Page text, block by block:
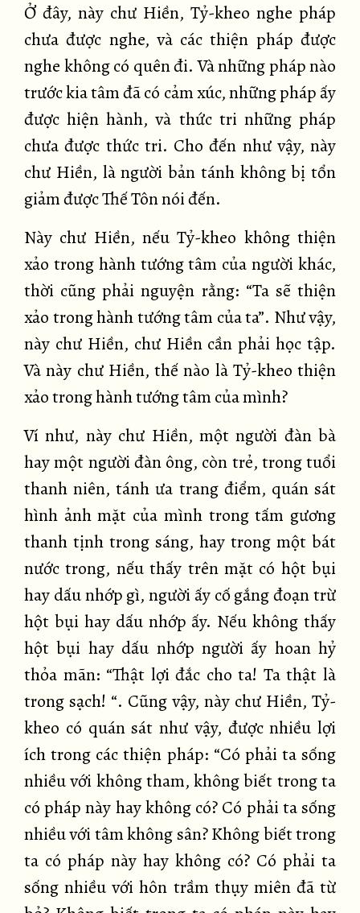
Ở đây, này chư Hiền, Tỷ-kheo nghe pháp
chưa được nghe, và các thiện pháp được
nghe không có quên đi. Và những pháp nào
trước kia tâm đã có cảm xúc, những pháp ấy
được hiện hành, và thức tri những pháp
chưa được thức tri. Cho đến như vậy, này
chư Hiền, là người bản tánh không bị tổn
giảm được Thế Tôn nói đến.
Này chư Hiền, nếu Tỷ-kheo không thiện
xảo trong hành tướng tâm của người khác,
thời cũng phải nguyện rằng: “Ta sẽ thiện
xảo trong hành tướng tâm của ta”. Như vậy,
này chư Hiền, chư Hiền cần phải học tập.
Và này chư Hiền, thế nào là Tỷ-kheo thiện
xảo trong hành tướng tâm của mình?
Ví như, này chư Hiền, một người đàn bà
hay một người đàn ông, còn trẻ, trong tuổi
thanh niên, tánh ưa trang điểm, quán sát
hình ảnh mặt của mình trong tấm gương
thanh tịnh trong sáng, hay trong một bát
nước trong, nếu thấy trên mặt có hột bụi
hay dấu nhớp gì, người ấy cố gắng đoạn trừ
hột bụi hay dấu nhớp ấy. Nếu không thấy
hột bụi hay dấu nhớp người ấy hoan hỷ
thỏa mãn: “Thật lợi đắc cho ta! Ta thật là
trong sạch! “. Cũng vậy, này chư Hiền, Tỷ-
kheo có quán sát như vậy, được nhiều lợi
ích trong các thiện pháp: “Có phải ta sống
nhiều với không tham, không biết trong ta
có pháp này hay không có? Có phải ta sống
nhiều với tâm không sân? Không biết trong
ta có pháp này hay không có? Có phải ta
sống nhiều với hôn trầm thụy miên đã từ